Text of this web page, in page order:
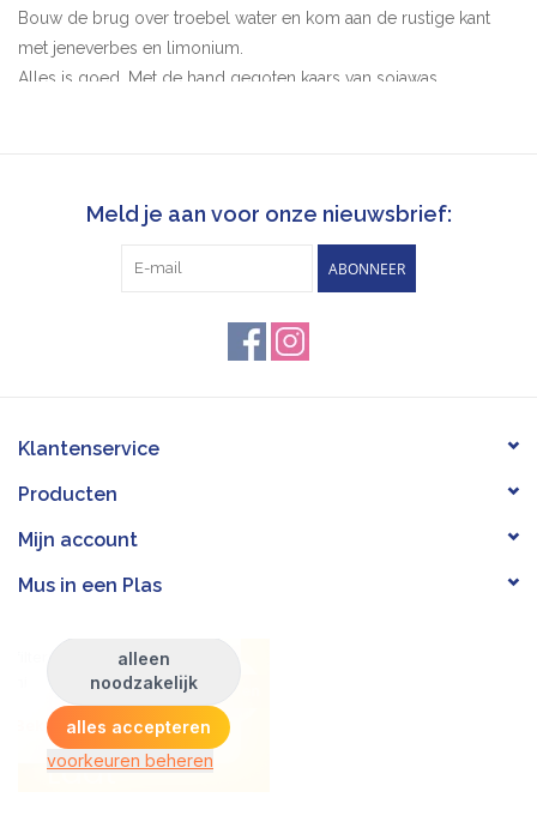
Bouw de brug over troebel water en kom aan de rustige kant
met jeneverbes en limonium.
Alles is goed. Met de hand gegoten kaars van sojawas,
kruiden te verlichten.
Afmetingen: Ø 13cm x H 11,5 cm
Meld je aan voor onze nieuwsbrief:
ABONNEER
Klantenservice
Producten
Mijn account
Mus in een Plas